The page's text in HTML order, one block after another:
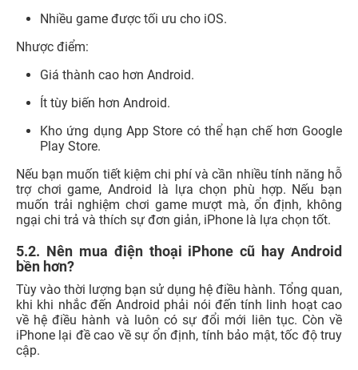
Nhiều game được tối ưu cho iOS.
Nhược điểm:
Giá thành cao hơn Android.
Ít tùy biến hơn Android.
Kho ứng dụng App Store có thể hạn chế hơn Google
Play Store.
Nếu bạn muốn tiết kiệm chi phí và cần nhiều tính năng hỗ
trợ chơi game, Android là lựa chọn phù hợp. Nếu bạn
muốn trải nghiệm chơi game mượt mà, ổn định, không
ngại chi trả và thích sự đơn giản, iPhone là lựa chọn tốt.
5.2. Nên mua điện thoại iPhone cũ hay Android
bền hơn?
Tùy vào thời lượng bạn sử dụng hệ điều hành. Tổng quan,
khi khi nhắc đến Android phải nói đến tính linh hoạt cao
về hệ điều hành và luôn có sự đổi mới liên tục. Còn về
iPhone lại đề cao về sự ổn định, tính bảo mật, tốc độ truy
cập.